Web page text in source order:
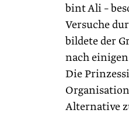
bint Ali –
Versuche
bildete der
nach
Die
Alternative